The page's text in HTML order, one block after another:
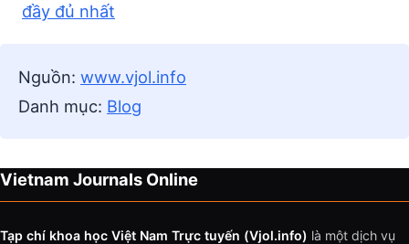
đầy đủ nhất
Nguồn: www.vjol.info
Danh mục: Blog
Vietnam Journals Online
Tạp chí khoa học Việt Nam Trực tuyến (Vjol.info) là một dịch vụ